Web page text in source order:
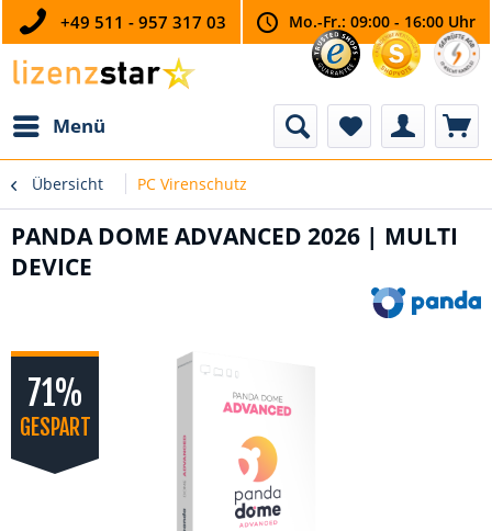
+49 511 - 957 317 03 Mo.-Fr.: 09:00 - 16:00 Uhr
Menü
Übersicht PC Virenschutz
PANDA DOME ADVANCED 2026 | MULTI
DEVICE
71%
GESPART